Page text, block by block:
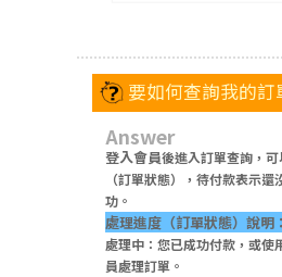
要如何查詢我的訂
Answer
登入會員後進入訂單查詢，
（訂單狀態），待付款表示
功。
處理進度（訂單狀態）說明：
處理中：您已成功付款，或使
員處理訂單。